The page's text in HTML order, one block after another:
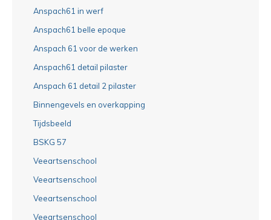
Anspach61 in werf
Anspach61 belle epoque
Anspach 61 voor de werken
Anspach61 detail pilaster
Anspach 61 detail 2 pilaster
Binnengevels en overkapping
Tijdsbeeld
BSKG 57
Veeartsenschool
Veeartsenschool
Veeartsenschool
Veeartsenschool